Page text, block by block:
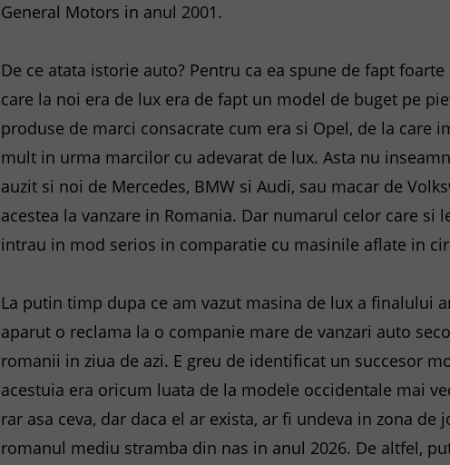
General Motors in anul 2001.
De ce atata istorie auto? Pentru ca ea spune de fapt
care la noi era de lux era de fapt un model de buget pe
produse de marci consacrate cum era si Opel, de la care
mult in urma marcilor cu adevarat de lux. Asta nu
auzit si noi de Mercedes, BMW si Audi, sau macar de
acestea la vanzare in Romania. Dar numarul celor care si
intrau in mod serios in comparatie cu masinile aflate in
La putin timp dupa ce am vazut masina de lux a finalului
aparut o reclama la o companie mare de vanzari auto
romanii in ziua de azi. E greu de identificat un succesor
acestuia era oricum luata de la modele occidentale mai
rar asa ceva, dar daca el ar exista, ar fi undeva in zona
romanul mediu stramba din nas in anul 2026. De altfel,